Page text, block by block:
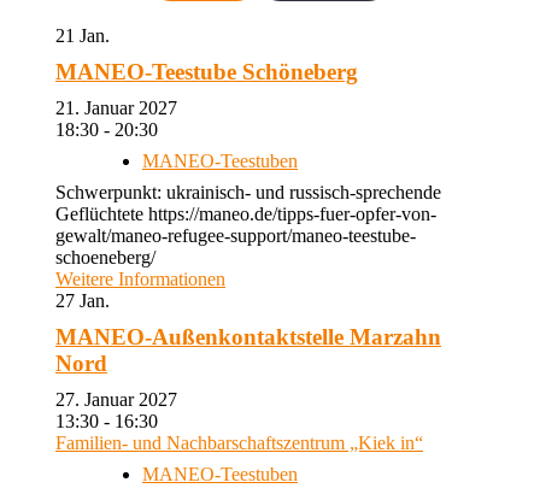
21 Jan.
MANEO-Teestube Schöneberg
21. Januar 2027
18:30 - 20:30
MANEO-Teestuben
Schwerpunkt: ukrainisch- und russisch-sprechende
Geflüchtete https://maneo.de/tipps-fuer-opfer-von-
gewalt/maneo-refugee-support/maneo-teestube-
schoeneberg/
Weitere Informationen
27 Jan.
MANEO-Außenkontaktstelle Marzahn
Nord
27. Januar 2027
13:30 - 16:30
Familien- und Nachbarschaftszentrum „Kiek in“
MANEO-Teestuben